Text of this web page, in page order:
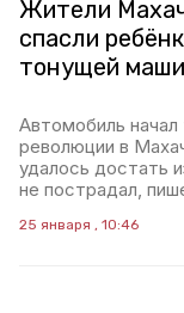
Жители
спасли
тонущей
Автомобиль
революции в
удалось достать
не пострадал,
25 января , 10:46